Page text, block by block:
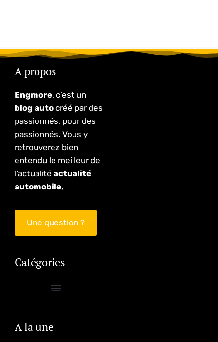
A propos
Engmore, c’est un
blog auto créé par des
passionnés, pour des
passionnés. Vous y
retrouverez bien
entendu le meilleur de
l’actualité actualité
automobile,
Une question ?
Catégories
A la une